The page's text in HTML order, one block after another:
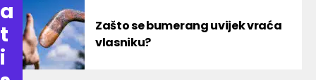
Zašto se bumerang uvijek vraća
vlasniku?
a
t
i